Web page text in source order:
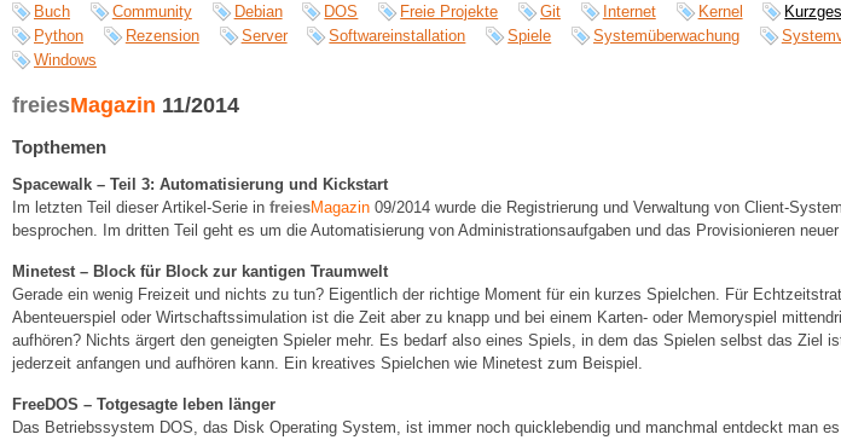
Buch Community Debian DOS Freie Projekte Git Internet Kernel
Python
Rezension Server Softwareinstallation Spiele Systemüberwachung
Windows
freiesMagazin 11/2014
Topthemen
Spacewalk – Teil 3: Automatisierung und Kickstart
Im letzten Teil dieser Artikel-Serie in freiesMagazin 09/2014 wurde die Registrierung und Verwaltung von Client-
besprochen. Im dritten Teil geht es um die Automatisierung von Administrationsaufgaben und das Provisionieren neuer
Minetest – Block für Block zur kantigen Traumwelt
Gerade ein wenig Freizeit und nichts zu tun? Eigentlich der richtige Moment für ein kurzes Spielchen. Für
Abenteuerspiel oder Wirtschaftssimulation ist die Zeit aber zu knapp und bei einem Karten- oder Memoryspiel
aufhören? Nichts ärgert den geneigten Spieler mehr. Es bedarf also eines Spiels, in dem das Spielen selbst das Ziel
jederzeit anfangen und aufhören kann. Ein kreatives Spielchen wie Minetest zum Beispiel.
FreeDOS – Totgesagte leben länger
Das Betriebssystem DOS, das Disk Operating System, ist immer noch quicklebendig und manchmal entdeckt man